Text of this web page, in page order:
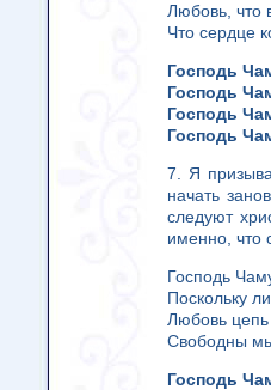
Любовь, что
Что сердце
Господь
Господь
Господь
Господь
7. Я
начать
следуют
именно, что
Господь
Поскольку
Любовь
Свободны
Господь